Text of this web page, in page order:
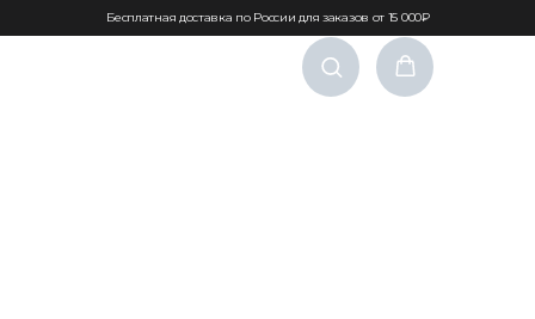
Бесплатная доставка по России для заказов от 15 000₽